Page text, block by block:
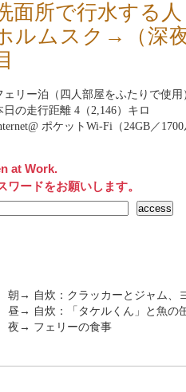
面所で行水する人
ルムスク→（深
ェリー泊（四人部屋をふたりで使用
日の走行距離 4（2,146）キロ
ポケットWi-Fi（24GB／1700
at Work.
ワードをお願いします。
朝→ 自炊：クラッカーとジャム、
昼→ 自炊：「タケルくん」と魚の
夜→ フェリーの食事